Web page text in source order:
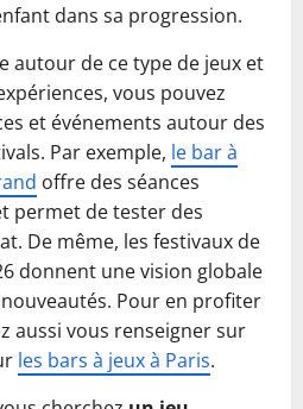
dans sa progression.
autour de ce type de jeux et
vous pouvez
et événements autour des
Par exemple, le bar à
offre des séances
permet de tester des
De même, les festivaux de
donnent une vision globale
Pour en profiter
aussi vous renseigner sur
les bars à jeux à Paris.